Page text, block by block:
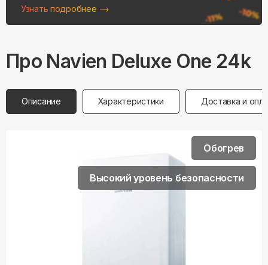
Узнать подробнее
Про Navien Deluxe One 24k
Описание Характеристики Доставка и
Обогрев
Высокий уровень безопасности